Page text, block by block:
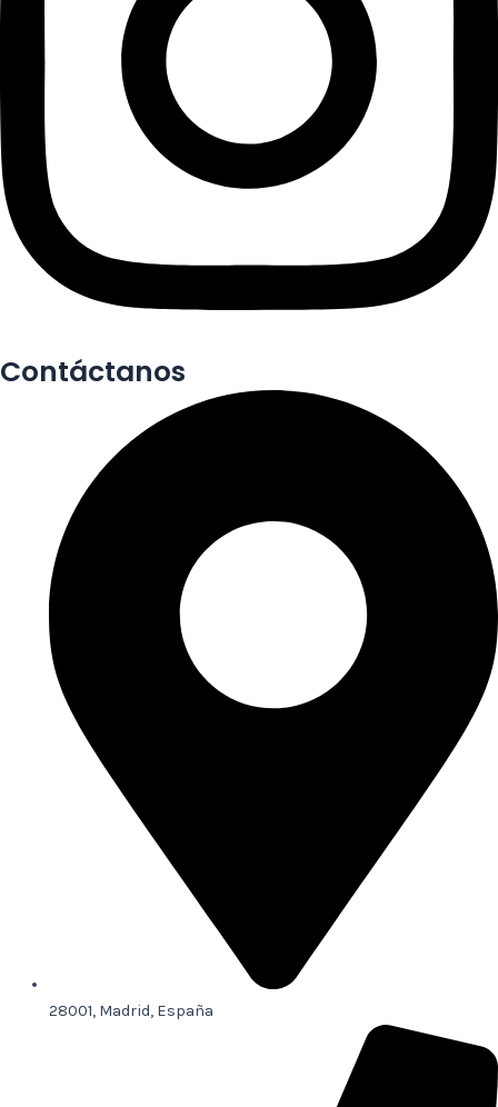
Contáctanos
28001, Madrid, España